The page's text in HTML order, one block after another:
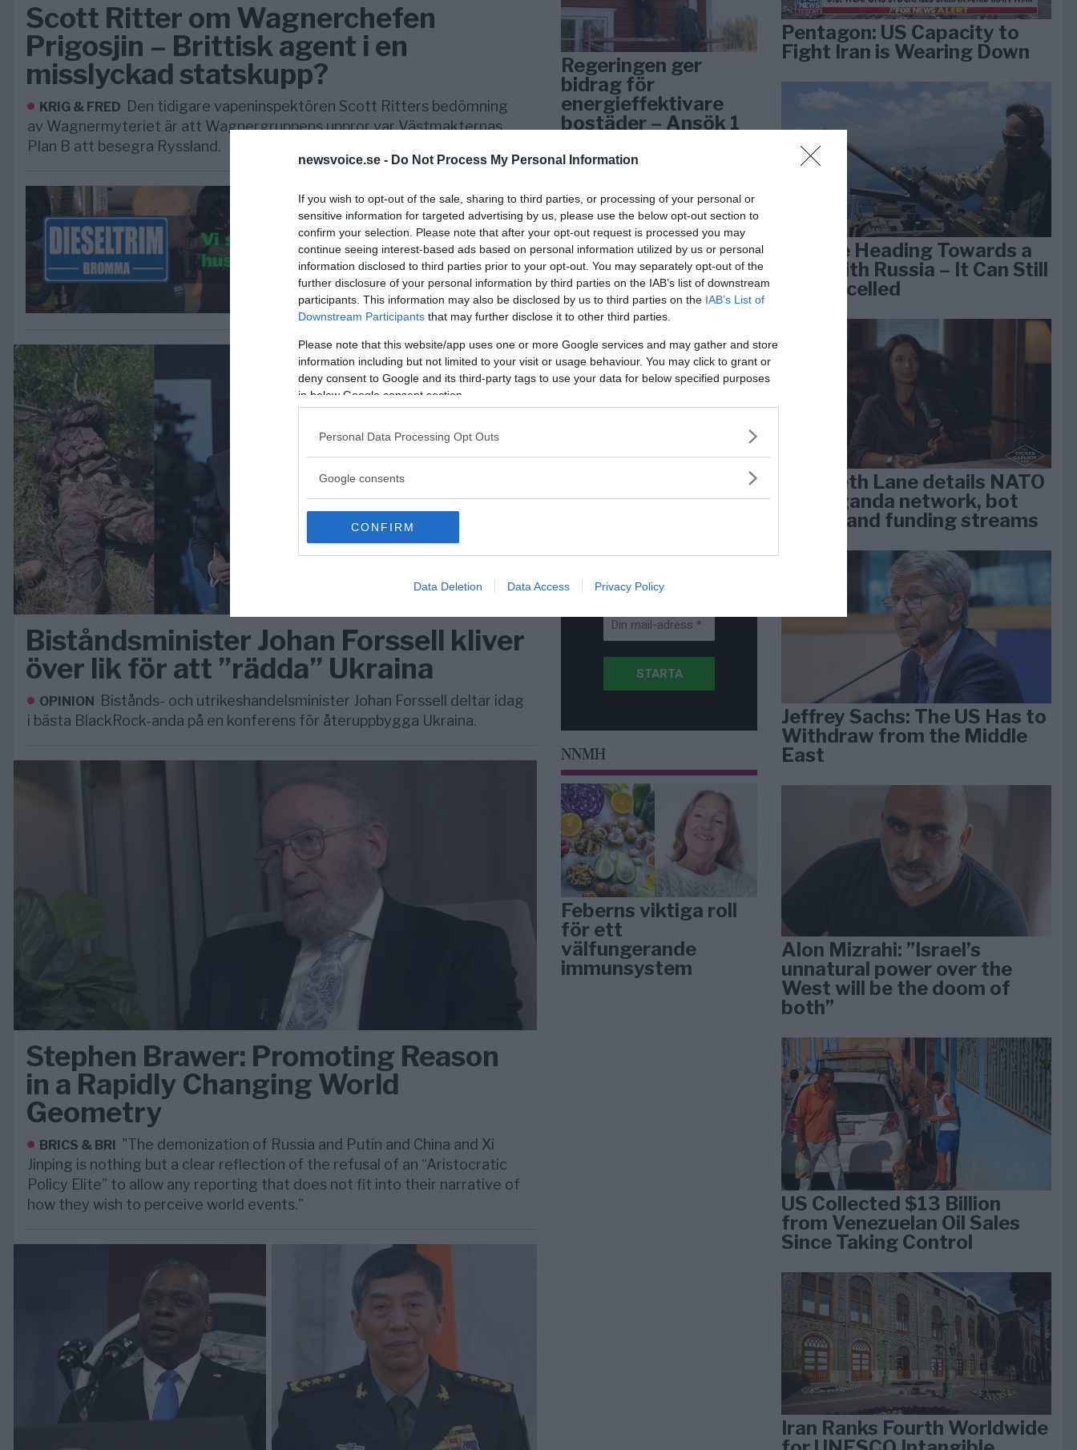
newsvoice.se - Do Not Process My Personal Information
If you wish to opt-out of the sale, sharing to third parties, or processing of your personal or
sensitive information for targeted advertising by us, please use the below opt-out section to
confirm your selection. Please note that after your opt-out request is processed you may
continue seeing interest-based ads based on personal information utilized by us or personal
information disclosed to third parties prior to your opt-out. You may separately opt-out of the
further disclosure of your personal information by third parties on the IAB’s list of downstream
participants. This information may also be disclosed by us to third parties on the IAB’s List of
Downstream Participants that may further disclose it to other third parties.
Please note that this website/app uses one or more Google services and may gather and store
information including but not limited to your visit or usage behaviour. You may click to grant or
deny consent to Google and its third-party tags to use your data for below specified purposes
in below Google consent section.
Personal Data Processing Opt Outs
Google consents
CONFIRM
Data Deletion Data Access Privacy Policy
Scott Ritter om Wagnerchefen
Prigosjin – Brittisk agent i en
misslyckad statskupp?
KRIG & FRED Den tidigare vapeninspektören Scott Ritters bedömning
av Wagnermyteriet är att Wagnergruppens uppror var Västmakternas
Plan B att besegra Ryssland.
Biståndsminister Johan Forssell kliver
över lik för att ”rädda” Ukraina
OPINION Bistånds- och utrikeshandelsminister Johan Forssell deltar idag
i bästa BlackRock-anda på en konferens för återuppbygga Ukraina.
Stephen Brawer: Promoting Reason
in a Rapidly Changing World
Geometry
BRICS & BRI
"The demonization of Russia and Putin and China and Xi
Jinping is nothing but a clear reflection of the refusal of an “Aristocratic
Policy Elite” to allow any reporting that does not fit into their narrative of
how they wish to perceive world events."
Regeringen ger
bidrag för
energieffektivare
bostäder – Ansök 1
Tankesmedjan
Kreaprenör: En plan
för Sverige är redan
nyhets-mail
NNMH
Feberns viktiga roll
för ett
välfungerande
immunsystem
Pentagon: US Capacity to
Fight Iran is Wearing Down
We Are Heading Towards a
War With Russia – It Can Still
Be Cancelled
Elizabeth Lane details NATO
propaganda network, bot
farms, and funding streams
Jeffrey Sachs: The US Has to
Withdraw from the Middle
East
Alon Mizrahi: ”Israel’s
unnatural power over the
West will be the doom of
both”
US Collected $13 Billion
from Venezuelan Oil Sales
Since Taking Control
Iran Ranks Fourth Worldwide